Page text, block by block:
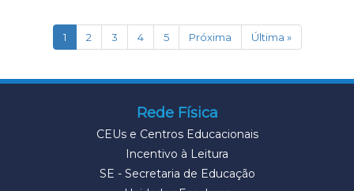
1(current)
2 3 4 5 Próxima Última »
Rede Física
CEUs e Centros Educacionais
Incentivo à Leitura
SE - Secretaria de Educação